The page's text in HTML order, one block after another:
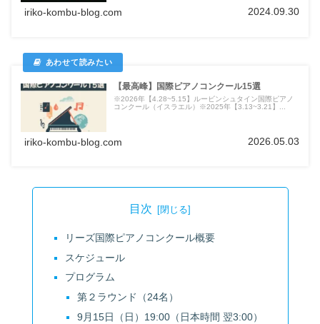
iriko-kombu-blog.com 2024.09.30
【最高峰】国際ピアノコンクール15選
※2026年【4.28~5.15】ルービンシュタイン国際ピアノ
コンクール（イスラエル）※2025年【3.13~3.21】...
iriko-kombu-blog.com 2026.05.03
目次
リーズ国際ピアノコンクール概要
スケジュール
プログラム
第２ラウンド（24名）
9月15日（日）19:00（日本時間 翌3:00）